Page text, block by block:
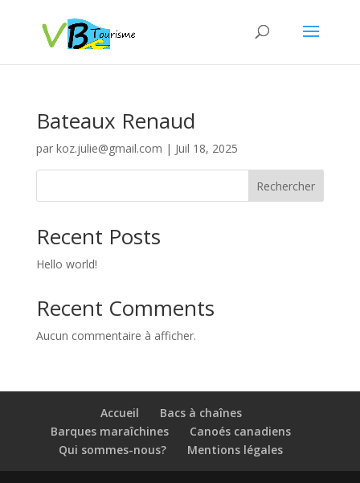
Bateaux Renaud
par koz.julie@gmail.com | Juil 18, 2025
Rechercher
Recent Posts
Hello world!
Recent Comments
Aucun commentaire à afficher.
Accueil
Bacs à chaînes
Barques maraîchines
Canoés canadiens
Qui sommes-nous?
Mentions légales